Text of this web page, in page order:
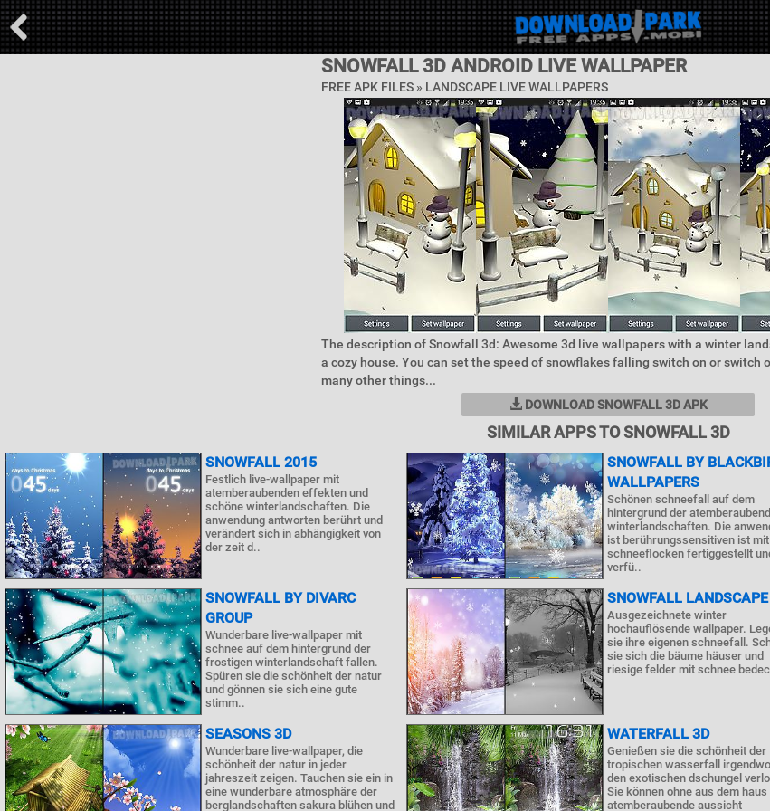
SNOWFALL 3D ANDROID LIVE WALLPAPER
FREE APK FILES » LANDSCAPE LIVE WALLPAPERS
The description of Snowfall 3d: Awesome 3d live wallpapers with a winter
a cozy house. You can set the speed of snowflakes falling switch on or switch
many other things...
DOWNLOAD SNOWFALL 3D APK
SIMILAR APPS TO SNOWFALL 3D
SNOWFALL 2015
Festlich live-wallpaper mit
atemberaubenden effekten und
schöne winterlandschaften. Die
anwendung antworten berührt und
verändert sich in abhängigkeit von
der zeit d..
SNOWFALL BY
WALLPAPERS
Schönen schneefall auf dem
hintergrund der
winterlandschaften. Die
ist berührungssensitiven ist mit
schneeflocken fertiggestellt
verfü..
SNOWFALL BY DIVARC
GROUP
Wunderbare live-wallpaper mit
schnee auf dem hintergrund der
frostigen winterlandschaft fallen.
Spüren sie die schönheit der natur
und gönnen sie sich eine gute
stimm..
SNOWFALL LANDSCAPE
Ausgezeichnete winter
hochauflösende wallpaper.
sie ihre eigenen schneefall.
sie sich die bäume häuser und
riesige felder mit schnee
SEASONS 3D
Wunderbare live-wallpaper, die
schönheit der natur in jeder
jahreszeit zeigen. Tauchen sie ein in
eine wunderbare atmosphäre der
berglandschaften sakura blühen und
WATERFALL 3D
Genießen sie die schönheit der
tropischen wasserfall
den exotischen dschungel
Sie können ohne aus dem haus
atemberaubende aussicht